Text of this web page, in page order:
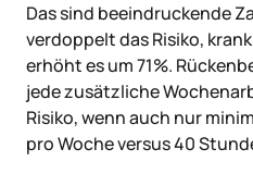
Das sind beeindruckende
verdoppelt das Risiko,
erhöht es um 71%.
jede zusätzliche
Risiko, wenn auch nur
pro Woche versus 40